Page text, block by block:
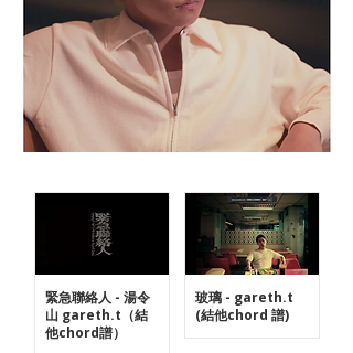
緊急聯絡人 - 湯令
山 gareth.t（結
他chord譜）
玻璃 - gareth.t
(結他chord 譜)